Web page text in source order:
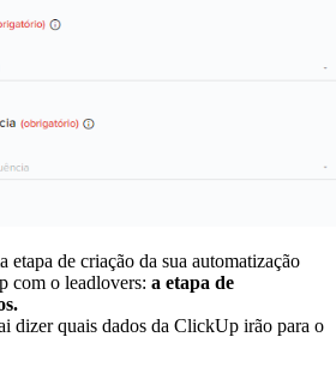
etapa de criação da sua automatização
com o leadlovers: a etapa de
dizer quais dados da ClickUp irão para o